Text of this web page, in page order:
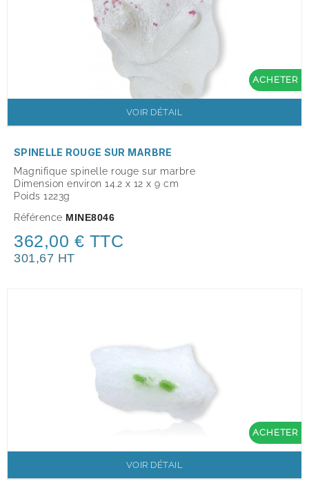
ACHETER
VOIR DÉTAIL
SPINELLE ROUGE SUR MARBRE
Magnifique spinelle rouge sur marbre
Dimension environ 14.2 x 12 x 9 cm
Poids 1223g
Référence MINE8046
362,00 € TTC
301,67 HT
ACHETER
VOIR DÉTAIL